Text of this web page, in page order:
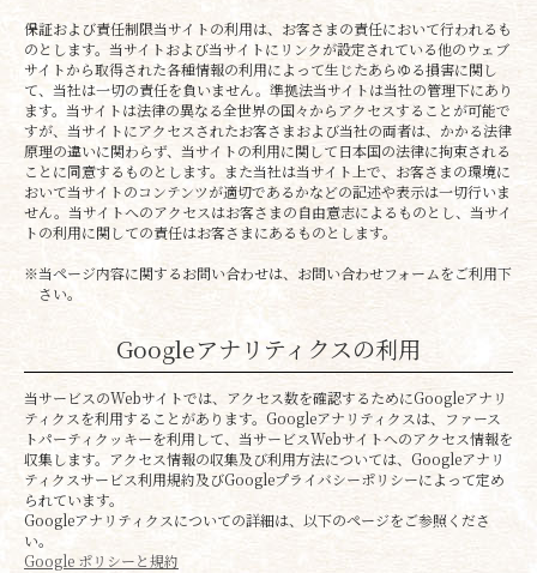
保証および責任制限当サイトの利用は、お客さまの責任において行われるも
のとします。当サイトおよび当サイトにリンクが設定されている他のウェブ
サイトから取得された各種情報の利用によって生じたあらゆる損害に関し
て、当社は一切の責任を負いません。準拠法当サイトは当社の管理下にあり
ます。当サイトは法律の異なる全世界の国々からアクセスすることが可能で
すが、当サイトにアクセスされたお客さまおよび当社の両者は、かかる法律
原理の違いに関わらず、当サイトの利用に関して日本国の法律に拘束される
ことに同意するものとします。また当社は当サイト上で、お客さまの環境に
おいて当サイトのコンテンツが適切であるかなどの記述や表示は一切行いま
せん。当サイトへのアクセスはお客さまの自由意志によるものとし、当サイ
トの利用に関しての責任はお客さまにあるものとします。
※当ページ内容に関するお問い合わせは、お問い合わせフォームをご利用下
さい。
Googleアナリティクスの利用
当サービスのWebサイトでは、アクセス数を確認するためにGoogleアナリ
ティクスを利用することがあります。Googleアナリティクスは、ファース
トパーティクッキーを利用して、当サービスWebサイトへのアクセス情報を
収集します。アクセス情報の収集及び利用方法については、Googleアナリ
ティクスサービス利用規約及びGoogleプライバシーポリシーによって定め
られています。
Googleアナリティクスについての詳細は、以下のページをご参照くださ
い。
Google ポリシーと規約